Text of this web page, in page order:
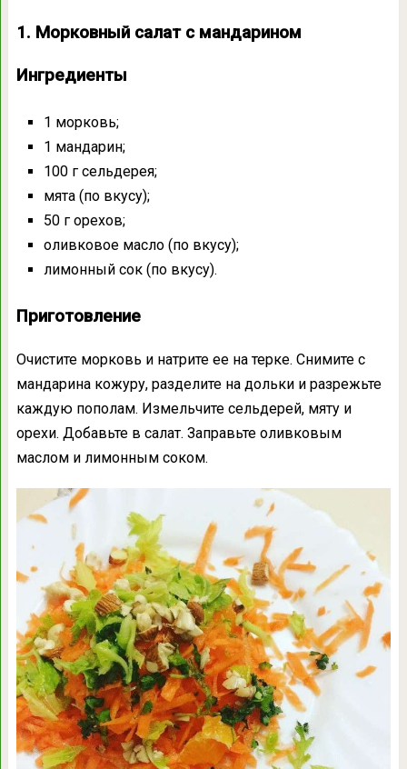
1. Морковный салат с мандарином
Ингредиенты
1 морковь;
1 мандарин;
100 г сельдерея;
мята (по вкусу);
50 г орехов;
оливковое масло (по вкусу);
лимонный сок (по вкусу).
Приготовление
Очистите морковь и натрите ее на терке. Снимите с
мандарина кожуру, разделите на дольки и разрежьте
каждую пополам. Измельчите сельдерей, мяту и
орехи. Добавьте в салат. Заправьте оливковым
маслом и лимонным соком.